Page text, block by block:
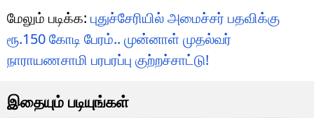
மேலும் படிக்க: புதுச்சேரியில் அமைச்சர் பதவிக்கு
ரூ.150 கோடி பேரம்.. முன்னாள் முதல்வர்
நாராயணசாமி பரபரப்பு குற்றச்சாட்டு!
இதையும் படியுங்கள்